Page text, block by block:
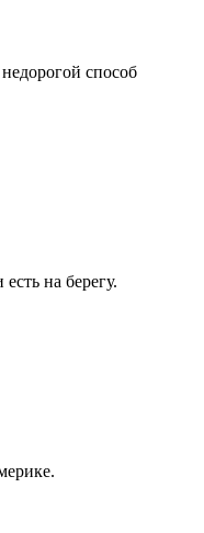
способ
на берегу.